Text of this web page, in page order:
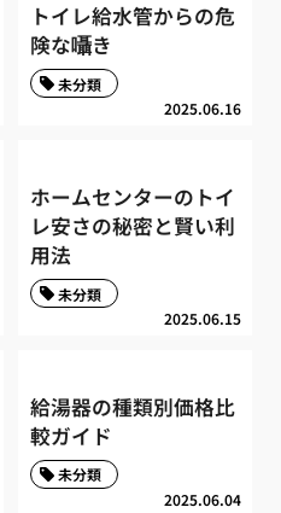
トイレ給水管からの危
険な囁き
2025.06.16
未分類
ホームセンターのトイ
レ安さの秘密と賢い利
用法
2025.06.15
未分類
給湯器の種類別価格比
較ガイド
2025.06.04
未分類